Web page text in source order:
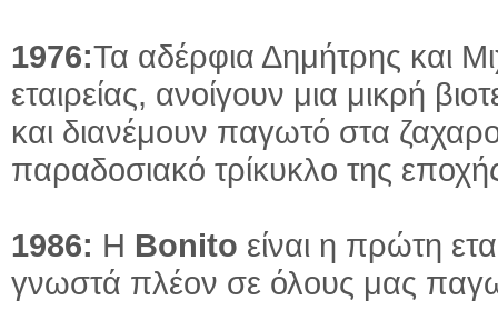
1976:Τα αδέρφια Δημήτρης και
εταιρείας, ανοίγουν μια μικρή
και διανέμουν παγωτό στα
παραδοσιακό τρίκυκλο της
1986: Η Bonito είναι η πρώτη
γνωστά πλέον σε όλους μας